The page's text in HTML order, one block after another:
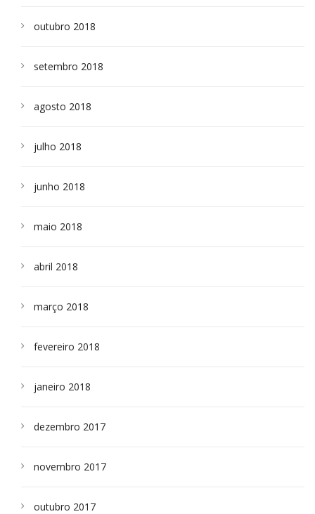
outubro 2018
setembro 2018
agosto 2018
julho 2018
junho 2018
maio 2018
abril 2018
março 2018
fevereiro 2018
janeiro 2018
dezembro 2017
novembro 2017
outubro 2017